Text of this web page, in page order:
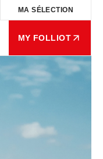
MA SÉLECTION
MY FOLLIOT